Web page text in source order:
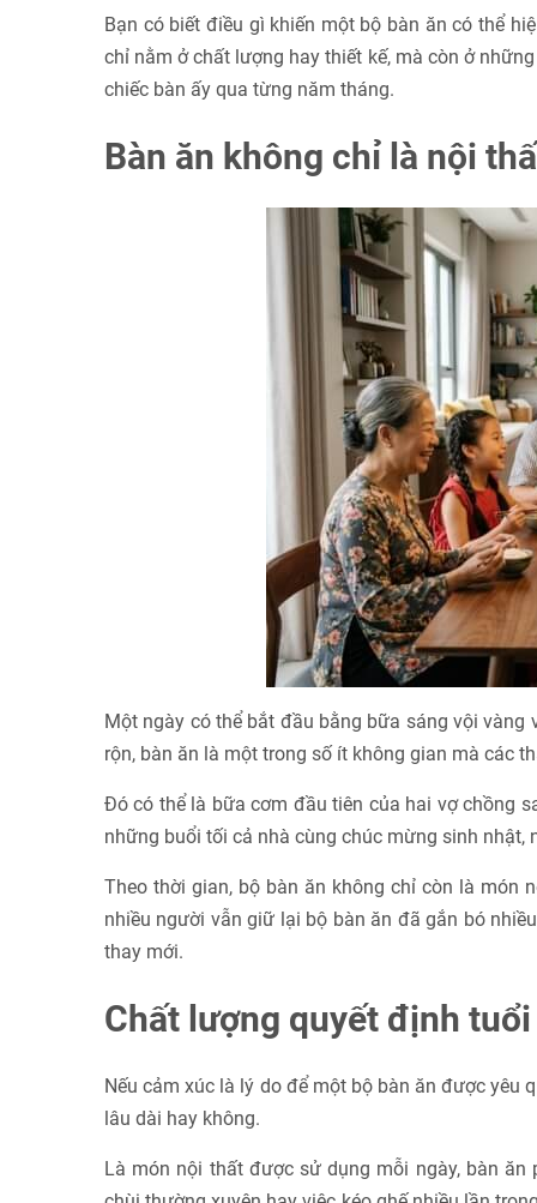
Bạn có biết điều gì khiến một bộ bàn ăn có thể
chỉ nằm ở chất lượng hay thiết kế, mà còn ở
chiếc bàn ấy qua từng năm tháng.
Bàn ăn không chỉ là nội
Một ngày có thể bắt đầu bằng bữa sáng vội
rộn, bàn ăn là một trong số ít không gian mà các
Đó có thể là bữa cơm đầu tiên của hai vợ chồng
những buổi tối cả nhà cùng chúc mừng sinh
Theo thời gian, bộ bàn ăn không chỉ còn là món
nhiều người vẫn giữ lại bộ bàn ăn đã gắn bó
thay mới.
Chất lượng quyết định
Nếu cảm xúc là lý do để một bộ bàn ăn được yêu
lâu dài hay không.
Là món nội thất được sử dụng mỗi ngày, bàn